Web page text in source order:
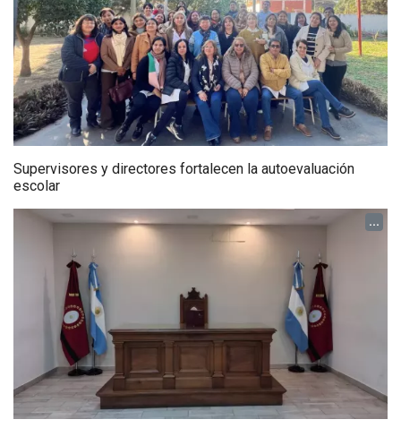
Supervisores y directores fortalecen la autoevaluación
escolar
...